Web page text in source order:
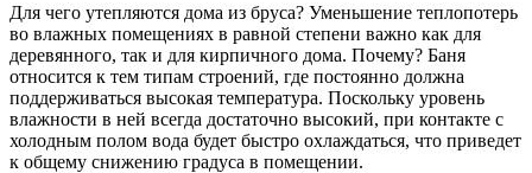
Для чего утепляются дома из бруса? Уменьшение теплопотерь
во влажных помещениях в равной степени важно как для
деревянного, так и для кирпичного дома. Почему? Баня
относится к тем типам строений, где постоянно должна
поддерживаться высокая температура. Поскольку уровень
влажности в ней всегда достаточно высокий, при контакте с
холодным полом вода будет быстро охлаждаться, что приведет
к общему снижению градуса в помещении.